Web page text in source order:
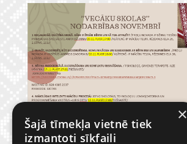
×
Šajā tīmekļa vietnē tiek
izmantoti sīkfaili